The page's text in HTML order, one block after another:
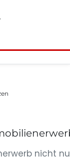
nicht